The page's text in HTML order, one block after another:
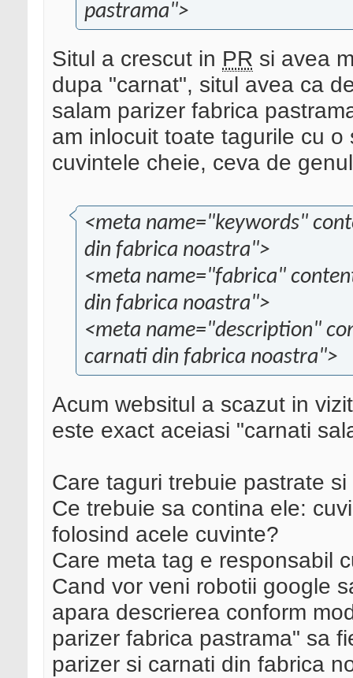
pastrama">
Situl a crescut in PR si avea
dupa "carnat", situl avea ca
salam parizer fabrica
am inlocuit toate tagurile cu
cuvintele cheie, ceva de
<meta name="keywords"
din fabrica noastra">
<meta name="fabrica"
din fabrica noastra">
<meta name="description"
carnati din fabrica noastra">
Acum websitul a scazut in
este exact aceiasi "carnati
Care taguri trebuie pastrate
Ce trebuie sa contina ele:
folosind acele cuvinte?
Care meta tag e responsabil
Cand vor veni robotii google
apara descrierea conform
parizer fabrica pastrama" sa
parizer si carnati din fabrica